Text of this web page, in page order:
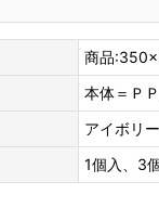
商品
本体＝Ｐ
アイボリー
1個入、3